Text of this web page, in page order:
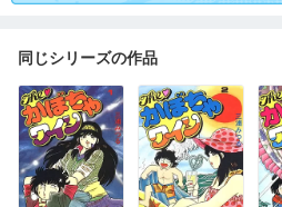
同じシリーズの作品